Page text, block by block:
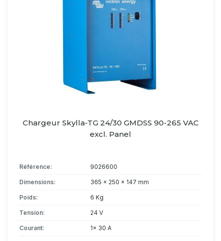
Chargeur Skylla-TG 24/30 GMDSS 90-265 VAC
excl. Panel
Référence: 9026600
Dimensions: 365 x 250 x 147 mm
Poids: 6 Kg
Tension: 24 V
Courant: 1x 30 A